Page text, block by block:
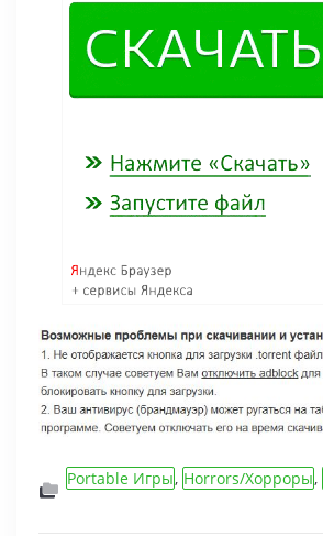
Portable Игры, Horrors/Хорроры,